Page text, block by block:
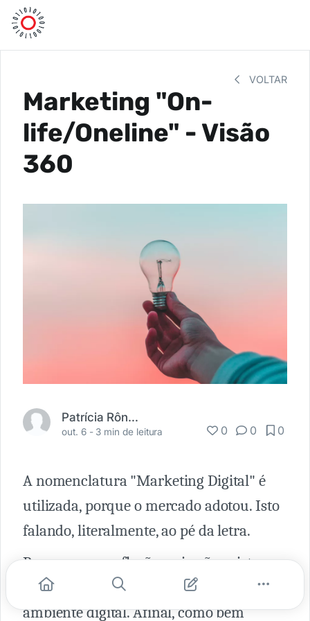
VOLTAR
Marketing "On-
life/Oneline" - Visão
360
Patrícia Rônel - PR.RP
out. 6 - 3 min de leitura 0 0 0
A nomenclatura "Marketing Digital" é
utilizada, porque o mercado adotou. Isto
falando, literalmente, ao pé da letra.
Pausa para a reflexão, pois não existe
marketing digital! Existe marketing no
ambiente digital. Afinal, como bem